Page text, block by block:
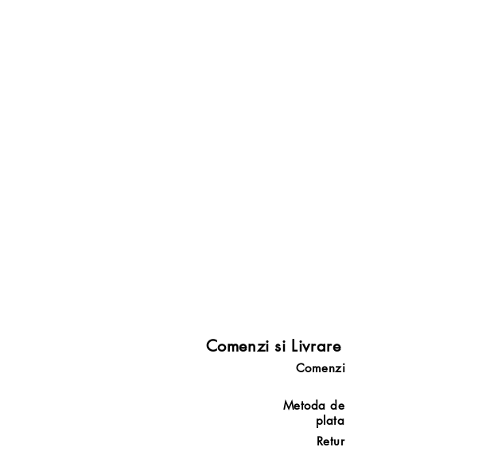
Comenzi si Livrare
Comenzi
Metoda de
plata
Retur